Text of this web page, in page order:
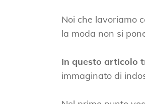
Noi che lavoriamo
la moda non si
In questo articolo
immaginato di